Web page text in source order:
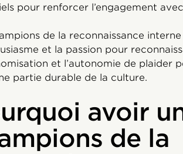
pour renforcer l’engagement
de la reconnaissance
et la passion pour
et l’autonomie de plaider
partie durable de la culture.
avoir
de la